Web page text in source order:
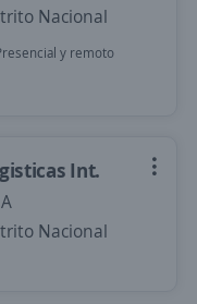
Nacional
y remoto
Int.
Nacional